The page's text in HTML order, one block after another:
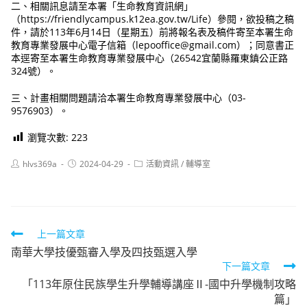
二、相關訊息請至本署「生命教育資訊網」
（https://friendlycampus.k12ea.gov.tw/Life）參閱，欲投稿之稿
件，請於113年6月14日（星期五）前將報名表及稿件寄至本署生命
教育專業發展中心電子信箱（lepooffice@gmail.com）；同意書正
本逕寄至本署生命教育專業發展中心（26542宜蘭縣羅東鎮公正路
324號）。
三、計畫相關問題請洽本署生命教育專業發展中心（03-
9576903）。
瀏覽次數: 223
Posthlvs369a
Post2024-04-29
Post活動資訊/輔導室
Read
more
articles
上一篇文章
南華大學技優甄審入學及四技甄選入學
下一篇文章
「113年原住民族學生升學輔導講座Ⅱ-國中升學機制攻略
篇」